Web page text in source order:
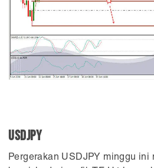
Apakah Anda ingin menggunakan
USDJPY
Pergerakan USDJPY minggu ini